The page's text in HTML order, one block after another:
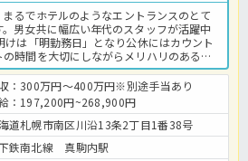
るでホテルのようなエントランスのとて
男女共に幅広い年代のスタッフが活躍中
は「明勤務日」となり公休にはカウント
時間を大切にしながらメリハリのある働
士としてケアの質向上を目指したい方や
したい方にオススメ！離職率が低く、出戻
ど！働きやすさが魅力の法人です♪病院で
介護職 正職員 病院の求人＞
：300万円～400万円※別途手当あり
：197,200円~268,900円
道札幌市南区川沿13条2丁目1番38号
鉄南北線 真駒内駅